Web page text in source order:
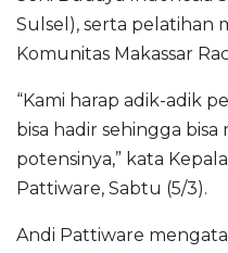
Sulsel), serta pelatihan
Komunitas Makassar
“Kami harap adik-adik
bisa hadir sehingga
potensinya,” kata
Pattiware, Sabtu (5/3).
Andi Pattiware